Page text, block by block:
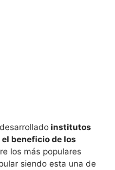
institutos
beneficio de los
los más populares
siendo esta una de